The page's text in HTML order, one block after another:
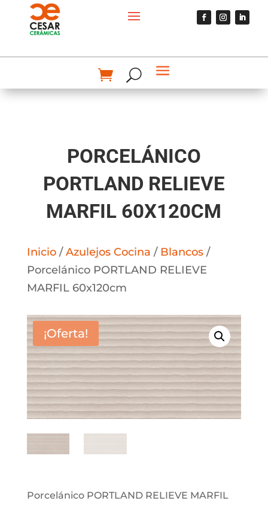
PORCELÁNICO
PORTLAND RELIEVE
MARFIL 60X120CM
Inicio/Azulejos Cocina / Blancos/
Porcelánico PORTLAND RELIEVE
MARFIL 60x120cm
¡Oferta!
Porcelánico PORTLAND RELIEVE MARFIL